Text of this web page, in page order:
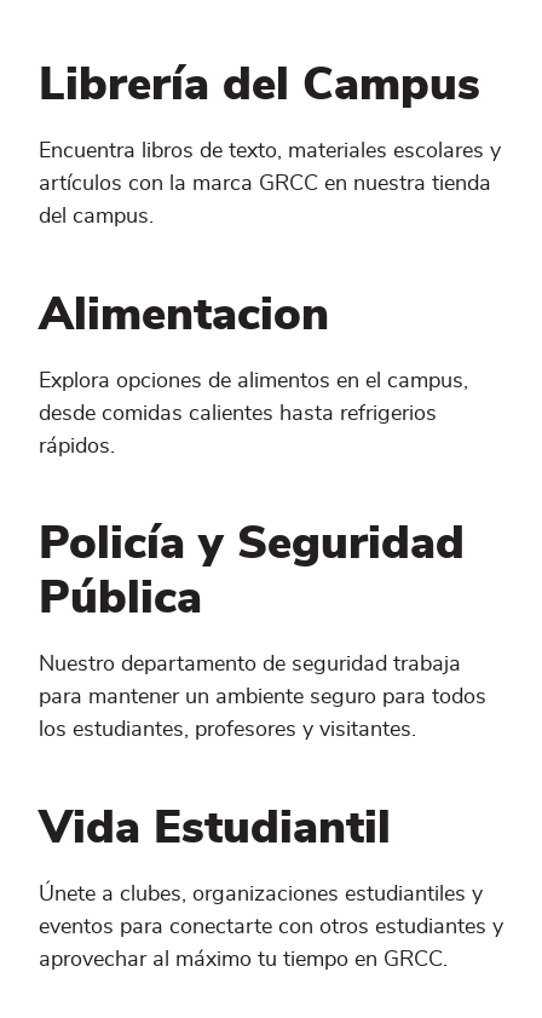
Librería del Campus
Encuentra libros de texto, materiales escolares y
artículos con la marca GRCC en nuestra tienda
del campus.
Alimentacion
Explora opciones de alimentos en el campus,
desde comidas calientes hasta refrigerios
rápidos.
Policía y Seguridad
Pública
Nuestro departamento de seguridad trabaja
para mantener un ambiente seguro para todos
los estudiantes, profesores y visitantes.
Vida Estudiantil
Únete a clubes, organizaciones estudiantiles y
eventos para conectarte con otros estudiantes y
aprovechar al máximo tu tiempo en GRCC.